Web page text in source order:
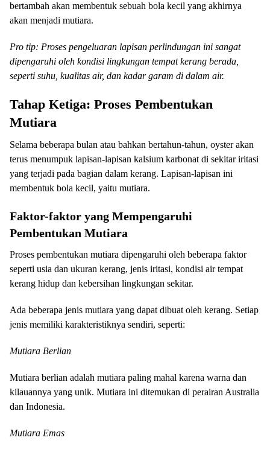
bertambah akan membentuk sebuah bola kecil yang akhirnya
akan menjadi mutiara.
Pro tip: Proses pengeluaran lapisan perlindungan ini sangat
dipengaruhi oleh kondisi lingkungan tempat kerang berada,
seperti suhu, kualitas air, dan kadar garam di dalam air.
Tahap Ketiga: Proses Pembentukan
Mutiara
Selama beberapa bulan atau bahkan bertahun-tahun, oyster akan
terus menumpuk lapisan-lapisan kalsium karbonat di sekitar iritasi
yang terjadi pada bagian dalam kerang. Lapisan-lapisan ini
membentuk bola kecil, yaitu mutiara.
Faktor-faktor yang Mempengaruhi
Pembentukan Mutiara
Proses pembentukan mutiara dipengaruhi oleh beberapa faktor
seperti usia dan ukuran kerang, jenis iritasi, kondisi air tempat
kerang hidup dan kebersihan lingkungan sekitar.
Ada beberapa jenis mutiara yang dapat dibuat oleh kerang. Setiap
jenis memiliki karakteristiknya sendiri, seperti:
Mutiara Berlian
Mutiara berlian adalah mutiara paling mahal karena warna dan
kilauannya yang unik. Mutiara ini ditemukan di perairan Australia
dan Indonesia.
Mutiara Emas